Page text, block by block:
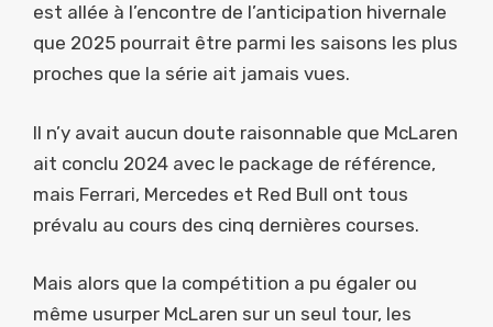
est allée à l’encontre de l’anticipation hivernale
que 2025 pourrait être parmi les saisons les plus
proches que la série ait jamais vues.
Il n’y avait aucun doute raisonnable que McLaren
ait conclu 2024 avec le package de référence,
mais Ferrari, Mercedes et Red Bull ont tous
prévalu au cours des cinq dernières courses.
Mais alors que la compétition a pu égaler ou
même usurper McLaren sur un seul tour, les